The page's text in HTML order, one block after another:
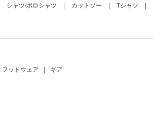
シャツ/ポロシャツ カットソー Tシャツ
フットウェア | ギア